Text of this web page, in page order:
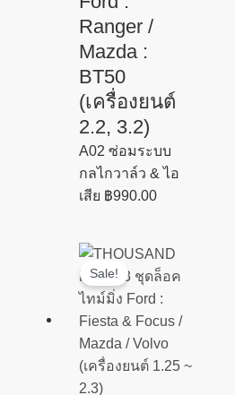
Ranger /
Mazda :
BT50
(เครื่องยนต์
2.2, 3.2)
A02 ซ่อมระบบ
กลไกวาล์ว & ไอ
เสีย ฿990.00
Sale!
Original
price
was:
฿690.00.
Current
price
is:
฿490.00.